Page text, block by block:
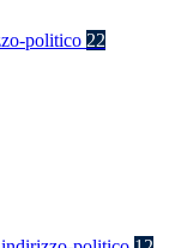
politico 22